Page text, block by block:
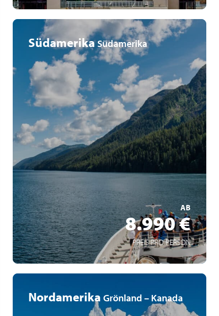
Südamerika Südamerika
AB
8.990 €
PREIS PRO PERSON
Expeditionskreuzfahrt von Ushuaia nach Callao / Lima
Seereise an Bord der HANSEATIC inspiration
Entdeckung der Fjorde im Süden und Norden Chiles
MEHR ERFAHREN
Nordamerika Grönland – Kanada